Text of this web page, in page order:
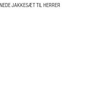
JAKKESÆT TIL HERRER